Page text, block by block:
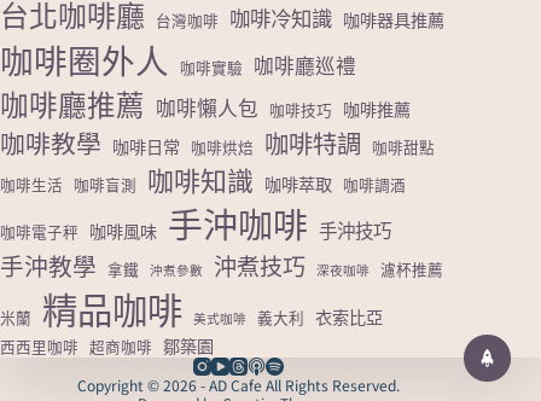
台北咖啡廳 台灣咖啡 咖啡冷知識 咖啡器具推薦
咖啡圈外人 咖啡實驗 咖啡廳巡禮
咖啡廳推薦 咖啡懶人包 咖啡技巧 咖啡推薦
咖啡教學 咖啡日常 咖啡烘焙 咖啡特調 咖啡甜點
咖啡生活 咖啡盲測 咖啡知識 咖啡萃取 咖啡調酒
咖啡電子秤 咖啡風味 手沖咖啡 手沖技巧
手沖教學 拿鐵 沖煮參數 沖煮技巧 深夜咖啡 濾杯推薦
米蘭 精品咖啡 美式咖啡 義大利 衣索比亞
西西里咖啡 超商咖啡 鄒築園
Copyright © 2026 - AD Cafe All Rights Reserved.